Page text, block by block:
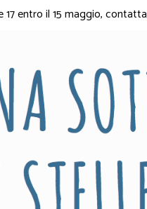
17 entro il 15 maggio, contatta